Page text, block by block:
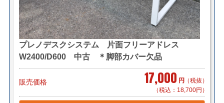
プレノデスクシステム 片面フリーアドレス
W2400/D600 中古 ＊脚部カバー欠品
販売価格 17,000 円 （税抜）
（税込：18,700円）